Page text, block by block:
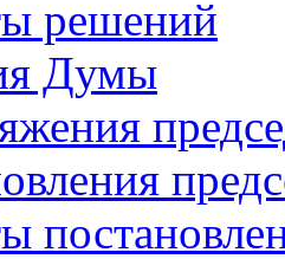
решений
Думы